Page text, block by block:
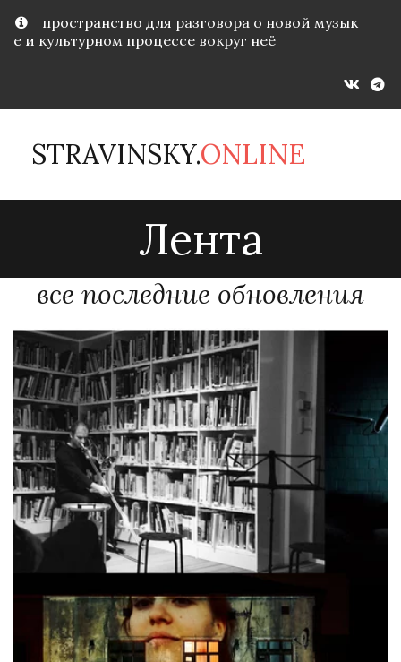
пространство для разговора о новой музык
е и культурном процессе вокруг неё
STRAVINSKY.ONLINE
Лента
все последние обновления